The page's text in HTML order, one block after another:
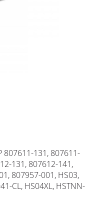
807611-131, 807611-
131, 807612-141,
807957-001, HS03,
CL, HS04XL, HSTNN-